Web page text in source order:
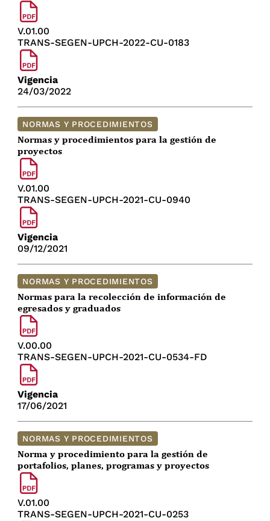
V.01.00
TRANS-SEGEN-UPCH-2022-CU-0183
Vigencia
24/03/2022
NORMAS Y PROCEDIMIENTOS
Normas y procedimientos para la gestión de
proyectos
V.01.00
TRANS-SEGEN-UPCH-2021-CU-0940
Vigencia
09/12/2021
NORMAS Y PROCEDIMIENTOS
Normas para la recolección de información de
egresados y graduados
V.00.00
TRANS-SEGEN-UPCH-2021-CU-0534-FD
Vigencia
17/06/2021
NORMAS Y PROCEDIMIENTOS
Norma y procedimiento para la gestión de
portafolios, planes, programas y proyectos
V.01.00
TRANS-SEGEN-UPCH-2021-CU-0253